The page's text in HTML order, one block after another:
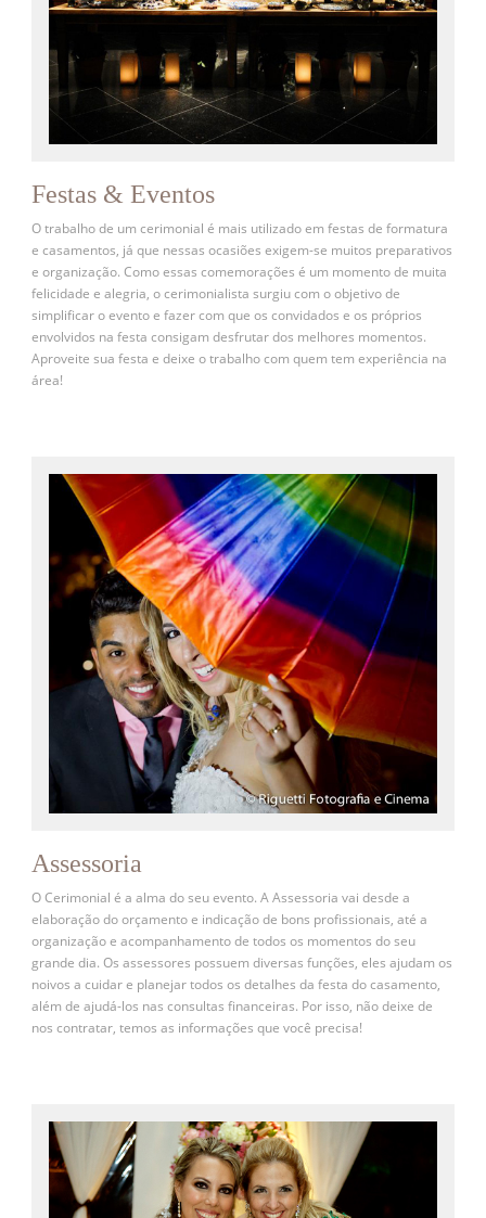
Festas & Eventos
O trabalho de um cerimonial é mais utilizado em festas de formatura
e casamentos, já que nessas ocasiões exigem-se muitos preparativos
e organização. Como essas comemorações é um momento de muita
felicidade e alegria, o cerimonialista surgiu com o objetivo de
simplificar o evento e fazer com que os convidados e os próprios
envolvidos na festa consigam desfrutar dos melhores momentos.
Aproveite sua festa e deixe o trabalho com quem tem experiência na
área!
Assessoria
O Cerimonial é a alma do seu evento. A Assessoria vai desde a
elaboração do orçamento e indicação de bons profissionais, até a
organização e acompanhamento de todos os momentos do seu
grande dia. Os assessores possuem diversas funções, eles ajudam os
noivos a cuidar e planejar todos os detalhes da festa do casamento,
além de ajudá-los nas consultas financeiras. Por isso, não deixe de
nos contratar, temos as informações que você precisa!